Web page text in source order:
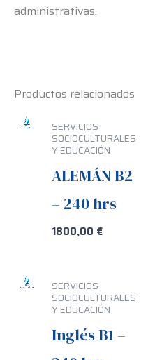
administrativas.
Productos relacionados
SERVICIOS
SOCIOCULTURALES
Y EDUCACIÓN
ALEMÁN B2
– 240 hrs
1800,00 €
SERVICIOS
SOCIOCULTURALES
Y EDUCACIÓN
Inglés B1 –